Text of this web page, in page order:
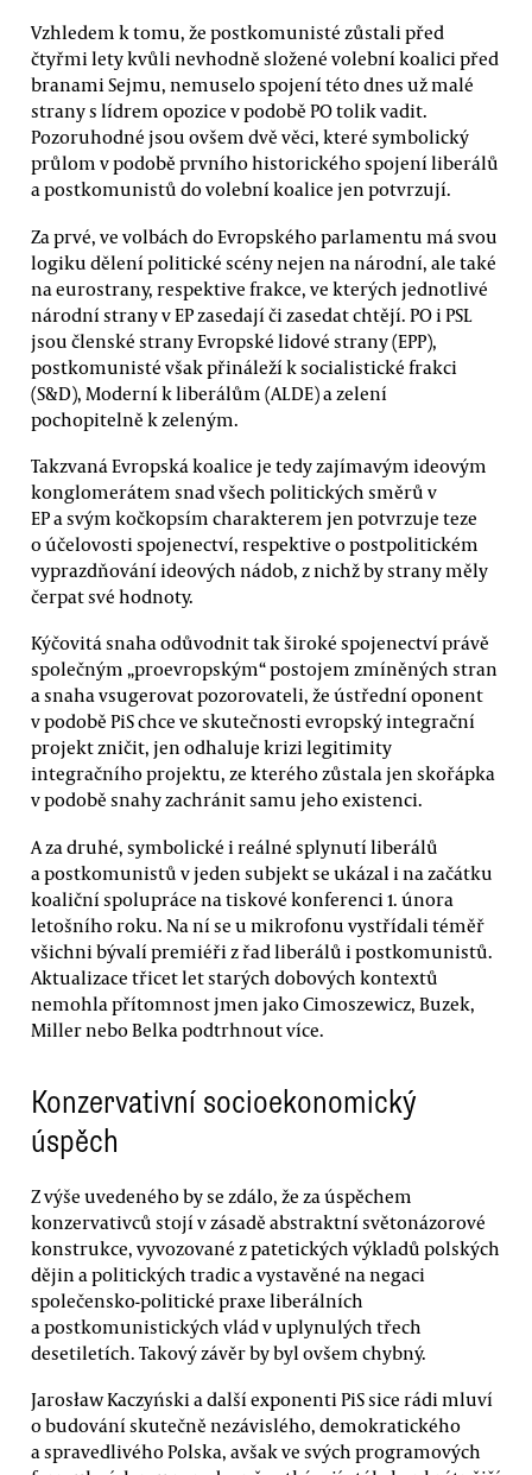
Vzhledem k tomu, že postkomunisté zůstali před
čtyřmi lety kvůli nevhodně složené volební koalici před
branami Sejmu, nemuselo spojení této dnes už malé
strany s lídrem opozice v podobě PO tolik vadit.
Pozoruhodné jsou ovšem dvě věci, které symbolický
průlom v podobě prvního historického spojení liberálů
a postkomunistů do volební koalice jen potvrzují.
Za prvé, ve volbách do Evropského parlamentu má svou
logiku dělení politické scény nejen na národní, ale také
na eurostrany, respektive frakce, ve kterých jednotlivé
národní strany v EP zasedají či zasedat chtějí. PO i PSL
jsou členské strany Evropské lidové strany (EPP),
postkomunisté však přináleží k socialistické frakci
(S&D), Moderní k liberálům (ALDE) a zelení
pochopitelně k zeleným.
Takzvaná Evropská koalice je tedy zajímavým ideovým
konglomerátem snad všech politických směrů v
EP a svým kočkopsím charakterem jen potvrzuje teze
o účelovosti spojenectví, respektive o postpolitickém
vyprazdňování ideových nádob, z nichž by strany měly
čerpat své hodnoty.
Kýčovitá snaha odůvodnit tak široké spojenectví právě
společným „proevropským“ postojem zmíněných stran
a snaha vsugerovat pozorovateli, že ústřední oponent
v podobě PiS chce ve skutečnosti evropský integrační
projekt zničit, jen odhaluje krizi legitimity
integračního projektu, ze kterého zůstala jen skořápka
v podobě snahy zachránit samu jeho existenci.
A za druhé, symbolické i reálné splynutí liberálů
a postkomunistů v jeden subjekt se ukázal i na začátku
koaliční spolupráce na tiskové konferenci 1. února
letošního roku. Na ní se u mikrofonu vystřídali téměř
všichni bývalí premiéři z řad liberálů i postkomunistů.
Aktualizace třicet let starých dobových kontextů
nemohla přítomnost jmen jako Cimoszewicz, Buzek,
Miller nebo Belka podtrhnout více.
Konzervativní socioekonomický
úspěch
Z výše uvedeného by se zdálo, že za úspěchem
konzervativců stojí v zásadě abstraktní světonázorové
konstrukce, vyvozované z patetických výkladů polských
dějin a politických tradic a vystavěné na negaci
společensko-politické praxe liberálních
a postkomunistických vlád v uplynulých třech
desetiletích. Takový závěr by byl ovšem chybný.
Jarosław Kaczyński a další exponenti PiS sice rádi mluví
o budování skutečně nezávislého, demokratického
a spravedlivého Polska, avšak ve svých programových